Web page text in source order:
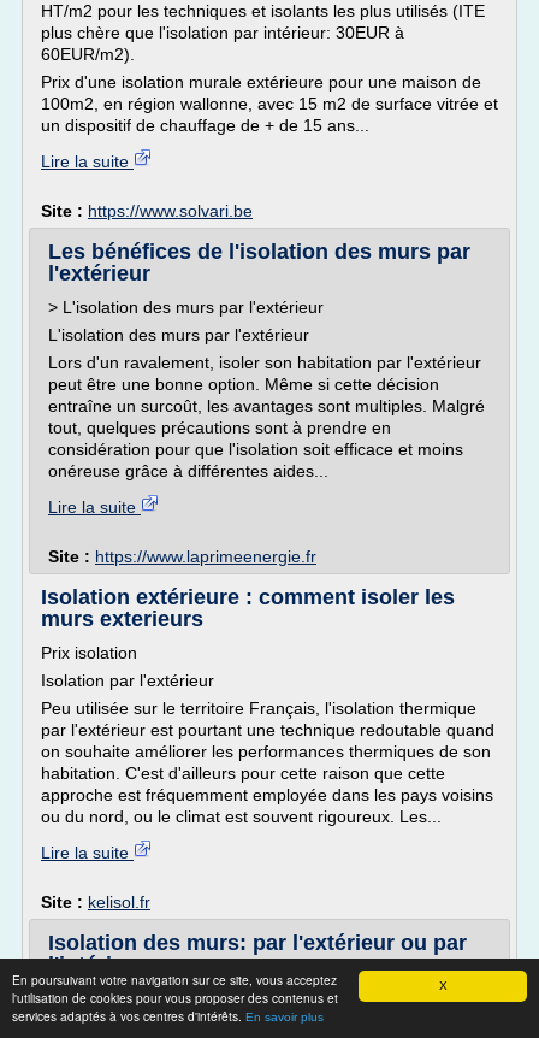
X
En poursuivant votre navigation sur ce site, vous acceptez
l'utilisation de cookies pour vous proposer des contenus et
services adaptés à vos centres d'intérêts. En savoir plus
HT/m2 pour les techniques et isolants les plus utilisés (ITE
plus chère que l'isolation par intérieur: 30EUR à
60EUR/m2).
Prix d'une isolation murale extérieure pour une maison de
100m2, en région wallonne, avec 15 m2 de surface vitrée et
un dispositif de chauffage de + de 15 ans...
Lire la suite
Site : https://www.solvari.be
Les bénéfices de l'isolation des murs par
l'extérieur
> L'isolation des murs par l'extérieur
L'isolation des murs par l'extérieur
Lors d'un ravalement, isoler son habitation par l'extérieur
peut être une bonne option. Même si cette décision
entraîne un surcoût, les avantages sont multiples. Malgré
tout, quelques précautions sont à prendre en
considération pour que l'isolation soit efficace et moins
onéreuse grâce à différentes aides...
Lire la suite
Site : https://www.laprimeenergie.fr
Isolation extérieure : comment isoler les
murs exterieurs
Prix isolation
Isolation par l'extérieur
Peu utilisée sur le territoire Français, l'isolation thermique
par l'extérieur est pourtant une technique redoutable quand
on souhaite améliorer les performances thermiques de son
habitation. C'est d'ailleurs pour cette raison que cette
approche est fréquemment employée dans les pays voisins
ou du nord, ou le climat est souvent rigoureux. Les...
Lire la suite
Site : kelisol.fr
Isolation des murs: par l'extérieur ou par
l'intérieur
L'isolation des murs permet de réduire sa facture
d'électricité de 25%. Mais quelle méthode choisir ?